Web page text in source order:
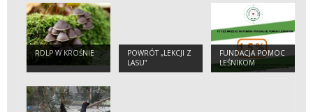
RDLP W KROŚNIE
POWRÓT „LEKCJI Z
LASU”
FUNDACJA POMOC
LEŚNIKOM